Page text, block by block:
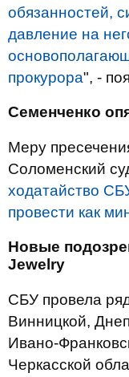
обязанностей,
давление на
прокурора", -
Семенченко
Меру
Соломенский
ходатайство
провести как
Новые
Jewelry
СБУ провела
Винницкой,
Ивано-
Черкасской